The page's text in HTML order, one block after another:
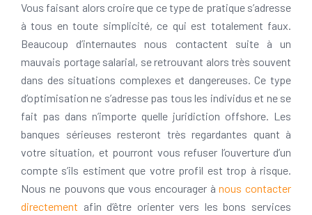
Vous faisant alors croire que ce type de pratique s’adresse
à tous en toute simplicité, ce qui est totalement faux.
Beaucoup d’internautes nous contactent suite à un
mauvais portage salarial, se retrouvant alors très souvent
dans des situations complexes et dangereuses. Ce type
d’optimisation ne s’adresse pas tous les individus et ne se
fait pas dans n’importe quelle juridiction offshore. Les
banques sérieuses resteront très regardantes quant à
votre situation, et pourront vous refuser l’ouverture d’un
compte s’ils estiment que votre profil est trop à risque.
Nous ne pouvons que vous encourager ànous contacter
directement afin d’être orienter vers les bons services